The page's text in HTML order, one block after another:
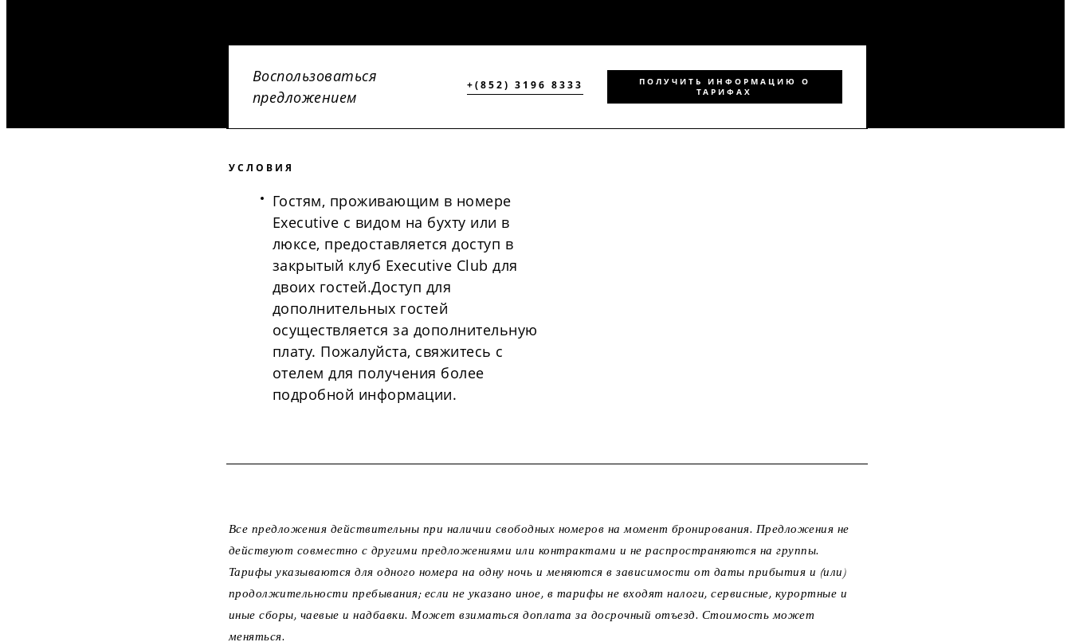
Воспользоваться
предложением
+(852) 3196 8333
ПОЛУЧИТЬ ИНФОРМАЦИЮ О
ТАРИФАХ
УСЛОВИЯ
Гостям, проживающим в номере
Executive с видом на бухту или в
люксе, предоставляется доступ в
закрытый клуб Executive Club для
двоих гостей.Доступ для
дополнительных гостей
осуществляется за дополнительную
плату. Пожалуйста, свяжитесь с
отелем для получения более
подробной информации.
Все предложения действительны при наличии свободных номеров на момент бронирования. Предложения не
действуют совместно с другими предложениями или контрактами и не распространяются на группы.
Тарифы указываются для одного номера на одну ночь и меняются в зависимости от даты прибытия и (или)
продолжительности пребывания; если не указано иное, в тарифы не входят налоги, сервисные, курортные и
иные сборы, чаевые и надбавки. Может взиматься доплата за досрочный отъезд. Стоимость может
меняться.